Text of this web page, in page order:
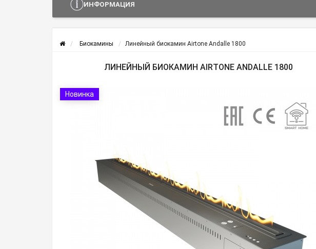
ИНФОРМАЦИЯ
Биокамины Линейный биокамин Airtone Andalle 1800
ЛИНЕЙНЫЙ БИОКАМИН AIRTONE ANDALLE 1800
Новинка